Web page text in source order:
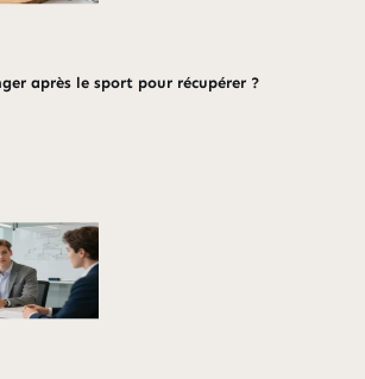
après le sport pour récupérer ?